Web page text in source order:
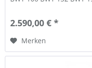
2.590,00 € *
Merken